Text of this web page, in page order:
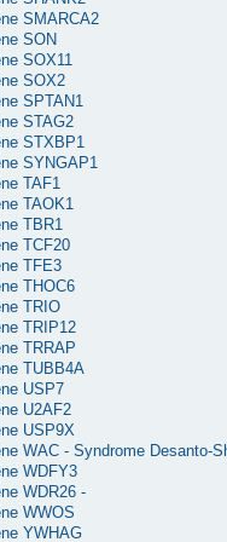
SMARCA2
SON
SOX11
SOX2
SPTAN1
STAG2
STXBP1
SYNGAP1
TAF1
TAOK1
TBR1
TCF20
TFE3
THOC6
TRIO
TRIP12
TRRAP
TUBB4A
USP7
U2AF2
USP9X
WAC - Syndrome Desanto-
WDFY3
WDR26 -
WWOS
YWHAG